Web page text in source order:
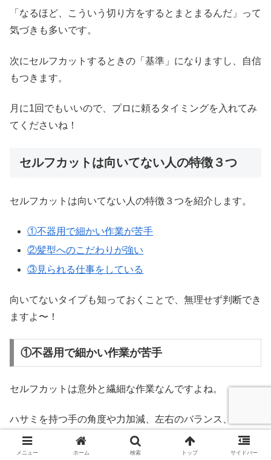
「なるほど、こういう切り方をするとまとまるんだ」って
気づきも多いです。
次にセルフカットするときの「基準」になりますし、自信
もつきます。
月に1回でもいいので、プロに頼るタイミングを入れてみ
てくださいね！
セルフカットは向いてない人の特徴３つ
セルフカットは向いてない人の特徴３つを紹介します。
①不器用で細かい作業が苦手
②髪型へのこだわりが強い
③見られる仕事をしている
向いてないタイプも知っておくことで、無理せず判断でき
ますよ〜！
①不器用で細かい作業が苦手
セルフカットは意外と繊細な作業なんですよね。
ハサミを持つ手の角度や力加減、左右のバランス、髪の流
れを読むセンスなど、細かい気配りが求められます。
メニュー ホーム 検索 トップ サイドバー